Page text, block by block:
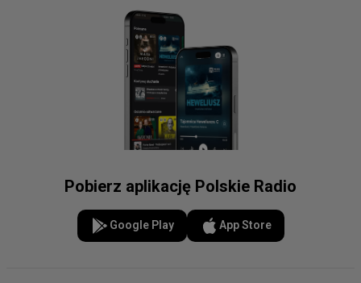
Pobierz aplikację Polskie Radio
Google Play App Store